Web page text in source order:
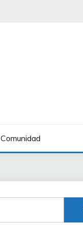
Comunidad